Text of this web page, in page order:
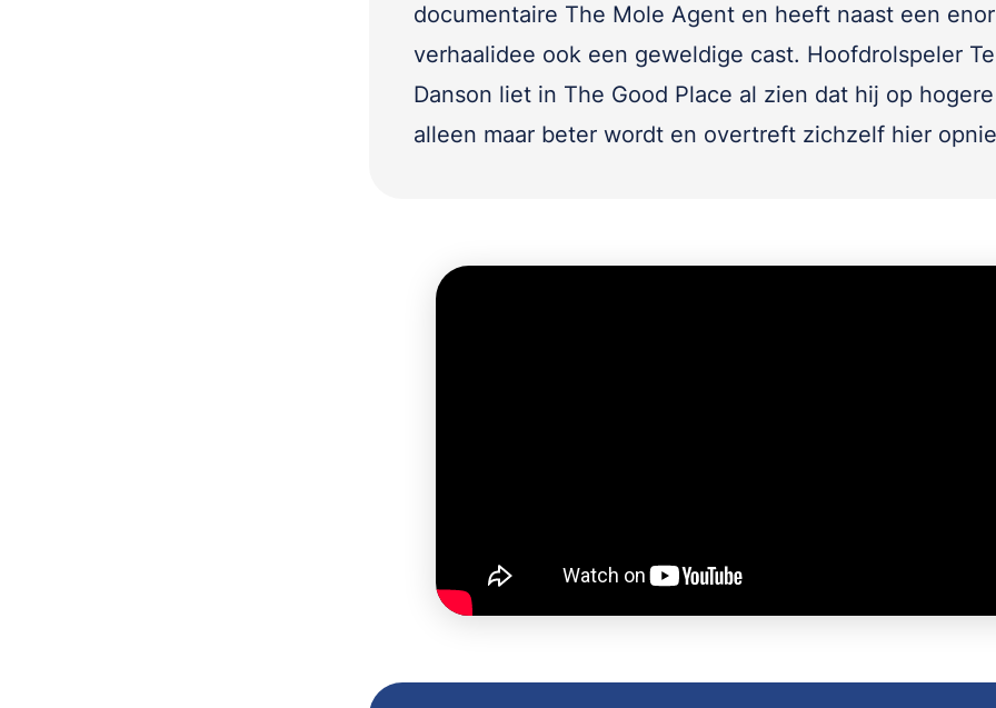
documentaire The Mole Agent en heeft naast een
verhaalidee ook een geweldige cast. Hoofdrolspeler
Danson liet in The Good Place al zien dat hij op
alleen maar beter wordt en overtreft zichzelf hier